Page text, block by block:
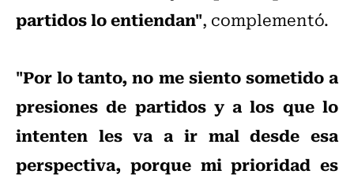
partidos lo entiendan", complementó.
"Por lo tanto, no me siento sometido a
presiones de partidos y a los que lo
intenten les va a ir mal desde esa
perspectiva, porque mi prioridad es